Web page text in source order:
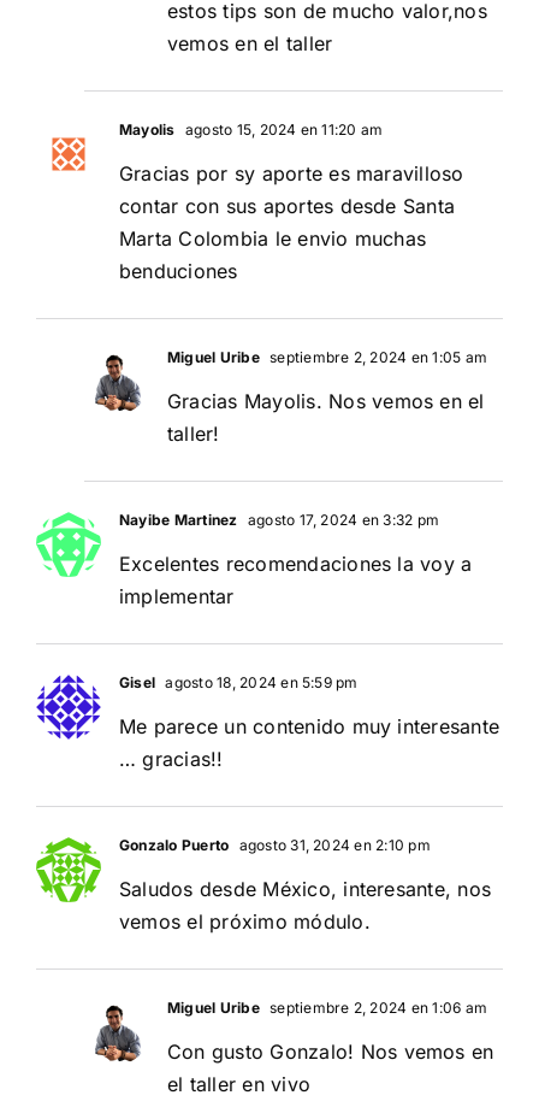
estos tips son de mucho valor,nos
vemos en el taller
Mayolis agosto 15, 2024 en 11:20 am
Gracias por sy aporte es maravilloso
contar con sus aportes desde Santa
Marta Colombia le envio muchas
benduciones
Miguel Uribe septiembre 2, 2024 en 1:05 am
Gracias Mayolis. Nos vemos en el
taller!
Nayibe Martinez agosto 17, 2024 en 3:32 pm
Excelentes recomendaciones la voy a
implementar
Gisel agosto 18, 2024 en 5:59 pm
Me parece un contenido muy interesante
… gracias!!
Gonzalo Puerto agosto 31, 2024 en 2:10 pm
Saludos desde México, interesante, nos
vemos el próximo módulo.
Miguel Uribe septiembre 2, 2024 en 1:06 am
Con gusto Gonzalo! Nos vemos en
el taller en vivo